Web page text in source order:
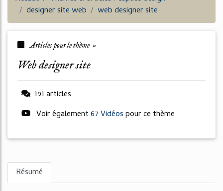
designer site web
web designer site
Articles pour le thème »
web designer site
191 articles
Voir également67 Vidéospour ce thème
Résumé